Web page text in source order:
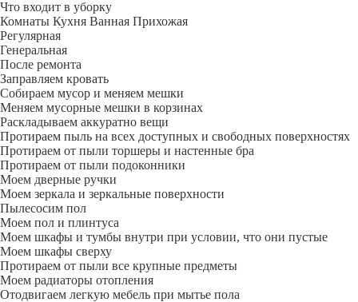
Что входит в уборку
Регу­лярная
Гене­ральная
После ремонта
Заправляем кровать
Собираем мусор и меняем мешки
Меняем мусорные мешки в корзинах
Раскладываем аккуратно вещи
Протираем пыль на всех доступных и свободных поверхностях
Протираем от пыли торшеры и настенные бра
Протираем от пыли подоконники
Моем дверные ручки
Моем зеркала и зеркальные поверхности
Пылесосим пол
Моем пол и плинтуса
Моем шкафы и тумбы внутри при условии, что они пустые
Моем шкафы сверху
Протираем от пыли все крупные предметы
Моем радиаторы отопления
Отодвигаем легкую мебель при мытье пола